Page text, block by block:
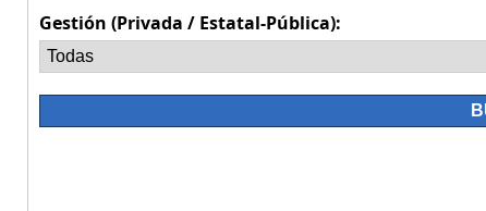
Gestión (Privada / Estatal-Pública):